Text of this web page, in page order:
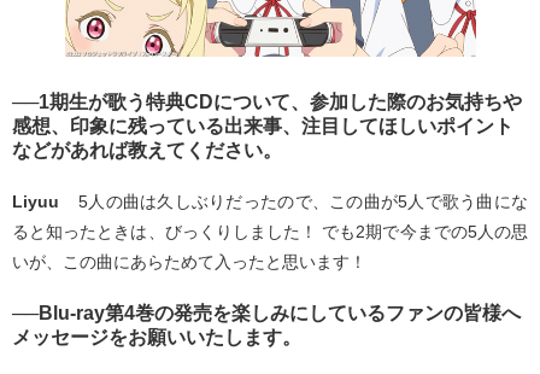
──1期生が歌う特典CDについて、参加した際のお気持ちや
感想、印象に残っている出来事、注目してほしいポイント
などがあれば教えてください。
Liyuu
5人の曲は久しぶりだったので、この曲が5人で歌う曲にな
ると知ったときは、びっくりしました！ でも2期で今までの5人の思
いが、この曲にあらためて入ったと思います！
──Blu-ray第4巻の発売を楽しみにしているファンの皆様へ
メッセージをお願いいたします。